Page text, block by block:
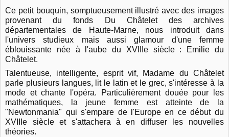
Ce petit bouquin, somptueusement illustré avec des images
provenant du fonds Du Châtelet des archives
départementales de Haute-Marne, nous introduit dans
l'univers studieux mais aussi glamour d'une femme
éblouissante née à l'aube du XVIIIe siècle : Emilie du
Châtelet.
Talentueuse, intelligente, esprit vif, Madame du Châtelet
parle plusieurs langues, lit le latin et le grec, s'intéresse à la
mode et chante l'opéra. Particulièrement douée pour les
mathématiques, la jeune femme est atteinte de la
"Newtonmania" qui s'empare de l'Europe en ce début du
XVIIIe siècle et s'attachera à en diffuser les nouvelles
théories.